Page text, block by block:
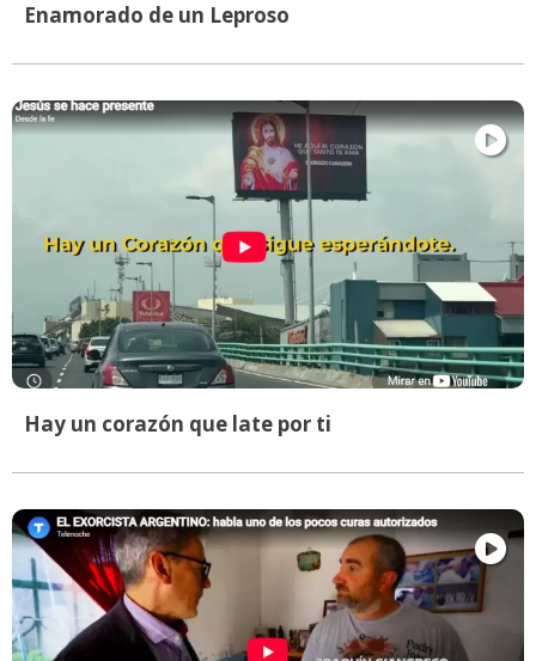
Enamorado de un Leproso
Hay un corazón que late por ti